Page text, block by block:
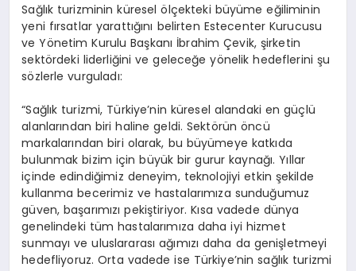
Sağlık turizminin küresel ölçekteki büyüme eğiliminin
yeni fırsatlar yarattığını belirten Estecenter Kurucusu
ve Yönetim Kurulu Başkanı İbrahim Çevik, şirketin
sektördeki liderliğini ve geleceğe yönelik hedeflerini şu
sözlerle vurguladı:
“Sağlık turizmi, Türkiye’nin küresel alandaki en güçlü
alanlarından biri haline geldi. Sektörün öncü
markalarından biri olarak, bu büyümeye katkıda
bulunmak bizim için büyük bir gurur kaynağı. Yıllar
içinde edindiğimiz deneyim, teknolojiyi etkin şekilde
kullanma becerimiz ve hastalarımıza sunduğumuz
güven, başarımızı pekiştiriyor. Kısa vadede dünya
genelindeki tüm hastalarımıza daha iyi hizmet
sunmayı ve uluslararası ağımızı daha da genişletmeyi
hedefliyoruz. Orta vadede ise Türkiye’nin sağlık turizmi